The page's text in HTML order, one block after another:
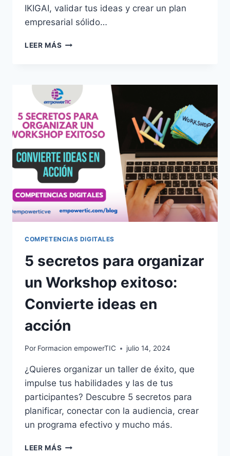
IKIGAI, validar tus ideas y crear un plan
empresarial sólido…
LEER MÁS
COMPETENCIAS DIGITALES
5 secretos para organizar
un Workshop exitoso:
Convierte ideas en
acción
Por Formacion empowerTIC julio 14, 2024
¿Quieres organizar un taller de éxito, que
impulse tus habilidades y las de tus
participantes? Descubre 5 secretos para
planificar, conectar con la audiencia, crear
un programa efectivo y mucho más.
LEER MÁS